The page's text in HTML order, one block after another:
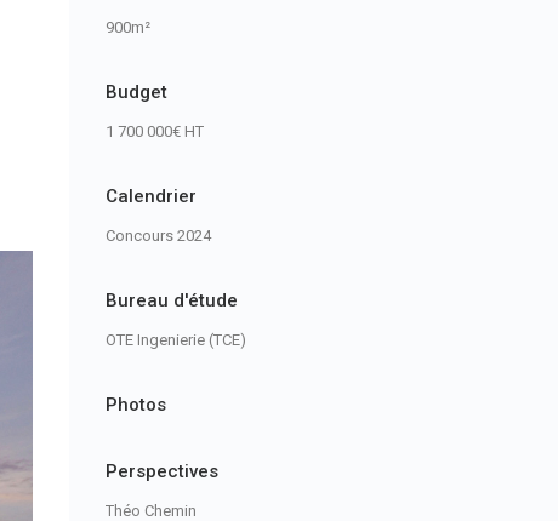
900m²
Budget
1 700 000€ HT
Calendrier
Concours 2024
Bureau d'étude
OTE Ingenierie (TCE)
Photos
Perspectives
Théo Chemin